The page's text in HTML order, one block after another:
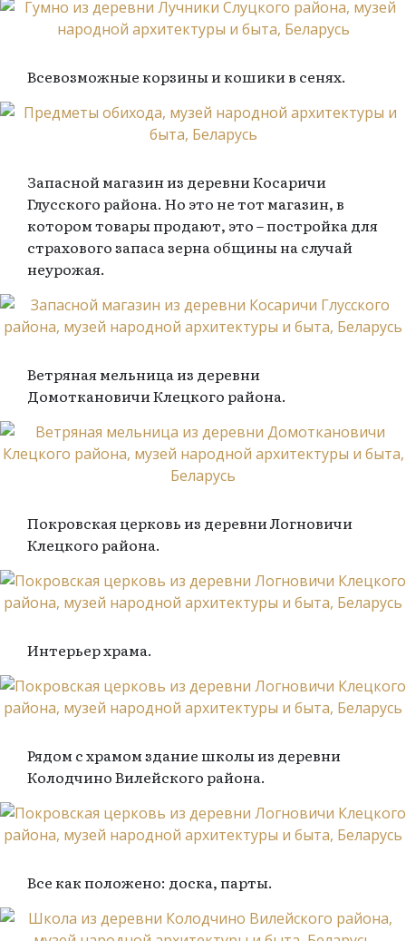
Всевозможные корзины и кошики в сенях.
Запасной магазин из деревни Косаричи
Глусского района. Но это не тот магазин, в
котором товары продают, это – постройка для
страхового запаса зерна общины на случай
неурожая.
Ветряная мельница из деревни
Домоткановичи Клецкого района.
Покровская церковь из деревни Логновичи
Клецкого района.
Интерьер храма.
Рядом с храмом здание школы из деревни
Колодчино Вилейского района.
Все как положено: доска, парты.